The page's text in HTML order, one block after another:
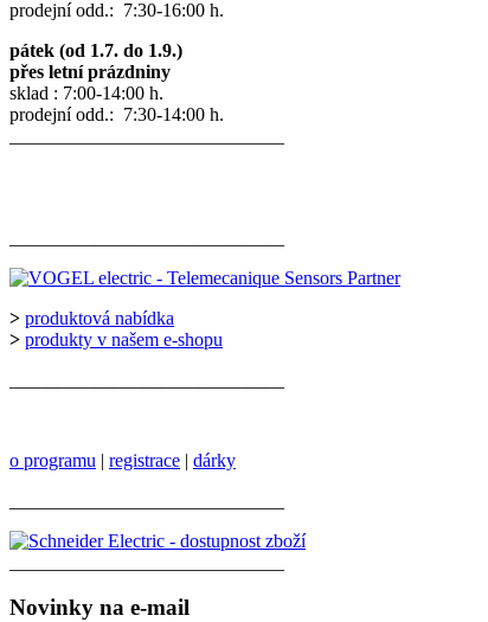
prodejní odd.: 7:30-16:00 h.
pátek (od 1.7. do 1.9.)
přes letní prázdniny
sklad : 7:00-14:00 h.
prodejní odd.: 7:30-14:00 h.
> produktová nabídka
> produkty v našem e-shopu
o programu | registrace | dárky
Novinky na e-mail